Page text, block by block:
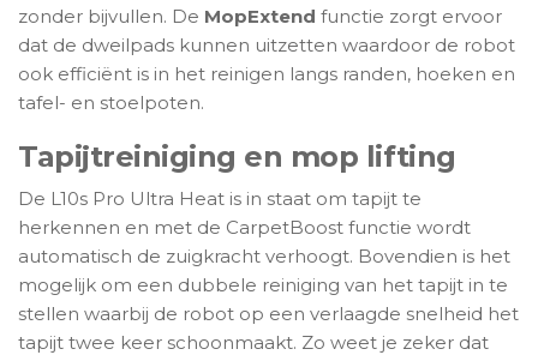
zonder bijvullen. De MopExtend functie zorgt ervoor
dat de dweilpads kunnen uitzetten waardoor de robot
ook efficiënt is in het reinigen langs randen, hoeken en
tafel- en stoelpoten.
Tapijtreiniging en mop lifting
De L10s Pro Ultra Heat is in staat om tapijt te
herkennen en met de CarpetBoost functie wordt
automatisch de zuigkracht verhoogt. Bovendien is het
mogelijk om een dubbele reiniging van het tapijt in te
stellen waarbij de robot op een verlaagde snelheid het
tapijt twee keer schoonmaakt. Zo weet je zeker dat